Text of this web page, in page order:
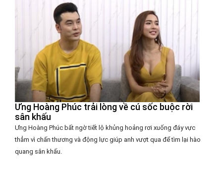
Ưng Hoàng Phúc trải lòng về cú sốc buộc rời
sân khấu
Ưng Hoàng Phúc bất ngờ tiết lộ khủng hoảng rơi xuống đáy vực
thẳm vì chấn thương và động lực giúp anh vượt qua để tìm lại hào
quang sân khấu.